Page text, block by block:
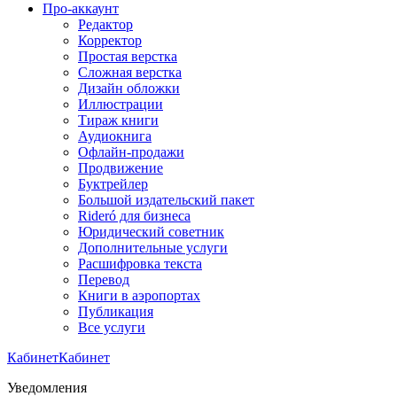
Про-аккаунт
Редактор
Корректор
Простая верстка
Сложная верстка
Дизайн обложки
Иллюстрации
Тираж книги
Аудиокнига
Офлайн-продажи
Продвижение
Буктрейлер
Большой издательский пакет
Rideró для бизнеса
Юридический советник
Дополнительные услуги
Расшифровка текста
Перевод
Книги в аэропортах
Публикация
Все услуги
КабинетКабинет
Уведомления